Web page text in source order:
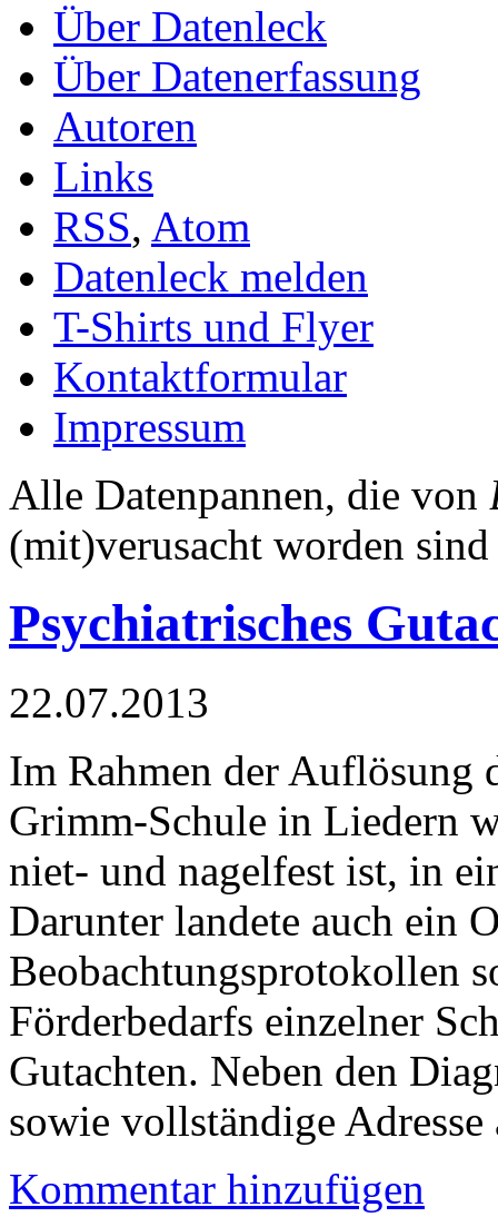
Über Datenleck
Über Datenerfassung
Autoren
Links
RSS, Atom
Datenleck melden
T-Shirts und Flyer
Kontaktformular
Impressum
Alle Datenpannen, die von
(mit)verusacht worden sind
Psychiatrisches
22.07.2013
Im Rahmen der Auflösung
Grimm-Schule in Liedern
niet- und nagelfest ist, in
Darunter landete auch ein
Beobachtungsprotokollen
Förderbedarfs einzelner
Gutachten. Neben den
sowie vollständige
Kommentar hinzufügen